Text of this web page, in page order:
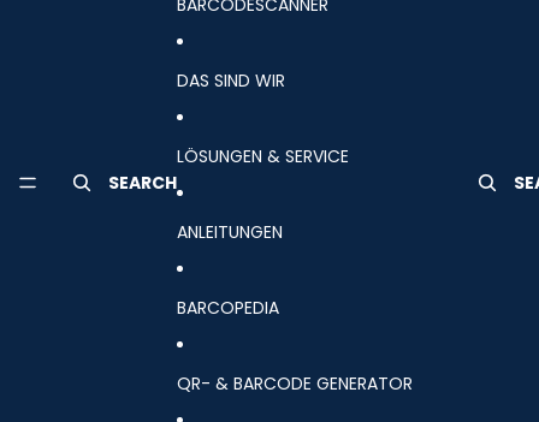
SEARCH
DAS SIND WIR
LÖSUNGEN & SERVICE
ANLEITUNGEN
BARCOPEDIA
QR- & BARCODE GENERATOR